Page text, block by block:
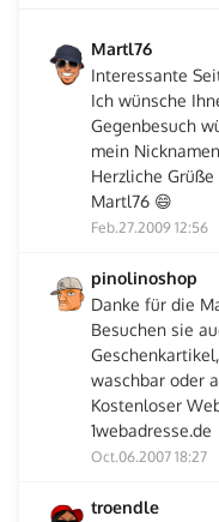
Martl76
Interessante
Ich wünsche
Gegenbesuch
mein
Herzliche Grüße
Martl76 😄
Feb.27.2009 12:56
pinolinoshop
Danke für die
Besuchen sie
waschbar oder
Kostenloser
1webadresse.de
Oct.06.2007 18:27
troendle